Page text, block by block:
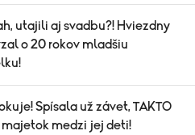
utajili aj svadbu?! Hviezdny
o 20 rokov mladšiu
Spísala už závet, TAKTO
medzi jej deti!